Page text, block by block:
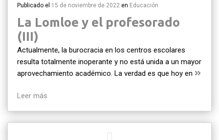
Publicado el 15 de noviembre de 2022 en Educación
La Lomloe y el profesorado
(III)
Actualmente, la burocracia en los centros escolares
resulta totalmente inoperante y no está unida a un mayor
aprovechamiento académico. La verdad es que hoy en
Leer más